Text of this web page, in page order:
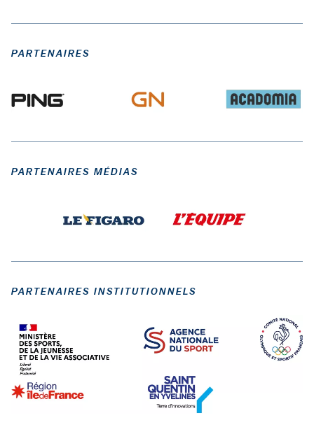
PARTENAIRES
PARTENAIRES MÉDIAS
PARTENAIRES INSTITUTIONNELS